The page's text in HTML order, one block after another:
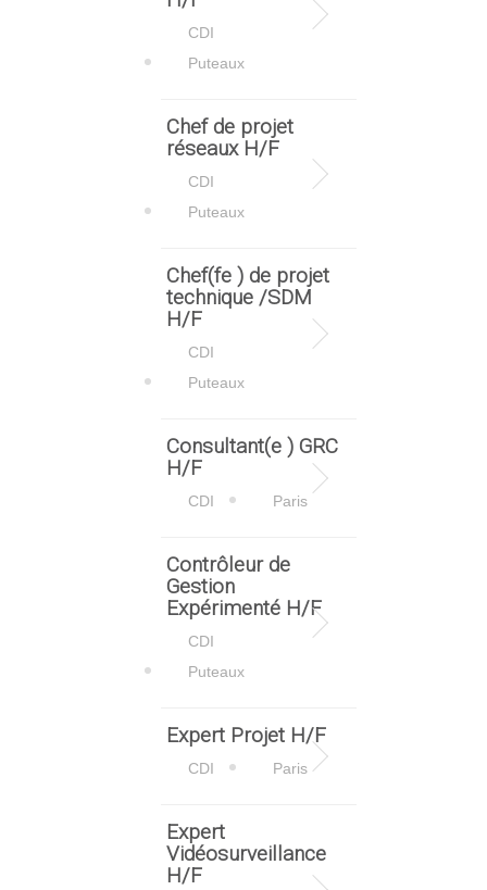
CDI
Puteaux
Chef de projet
réseaux H/F
CDI
Puteaux
Chef(fe ) de projet
technique /SDM
H/F
CDI
Puteaux
Consultant(e ) GRC
H/F
CDI Paris
Contrôleur de
Gestion
Expérimenté H/F
CDI
Puteaux
Expert Projet H/F
CDI Paris
Expert
Vidéosurveillance
H/F